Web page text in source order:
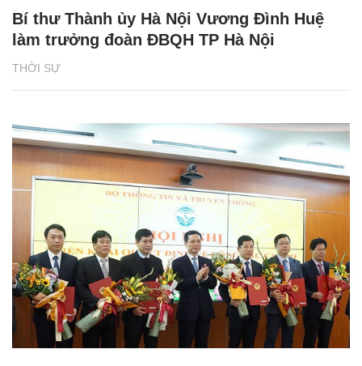
THỜI SỰ
Bí thư Thành ủy Hà Nội Vương Đình Huệ
làm trưởng đoàn ĐBQH TP Hà Nội